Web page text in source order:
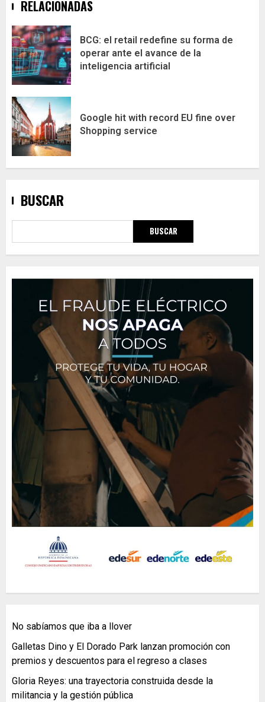
RELACIONADAS
BCG: el retail redefine su forma de
operar ante el avance de la
inteligencia artificial
Google hit with record EU fine over
Shopping service
BUSCAR
BUSCAR
No sabíamos que iba a llover
Galletas Dino y El Dorado Park lanzan promoción con
premios y descuentos para el regreso a clases
Gloria Reyes: una trayectoria construida desde la
militancia y la gestión pública